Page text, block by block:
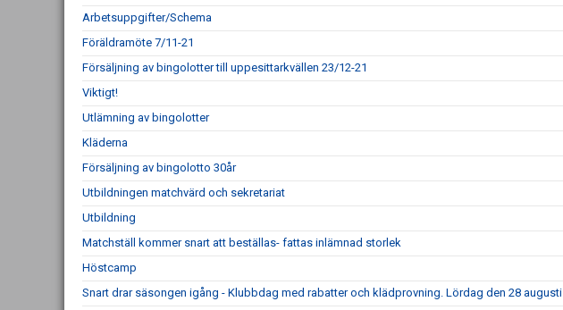
Arbetsuppgifter/Schema
Föräldramöte 7/11-21
Försäljning av bingolotter till uppesittarkvällen 23/12-21
Viktigt!
Utlämning av bingolotter
Kläderna
Försäljning av bingolotto 30år
Utbildningen matchvärd och sekretariat
Utbildning
Matchställ kommer snart att beställas- fattas inlämnad storlek
Höstcamp
Snart drar säsongen igång - Klubbdag med rabatter och klädprovning. Lördag den 28 augusti